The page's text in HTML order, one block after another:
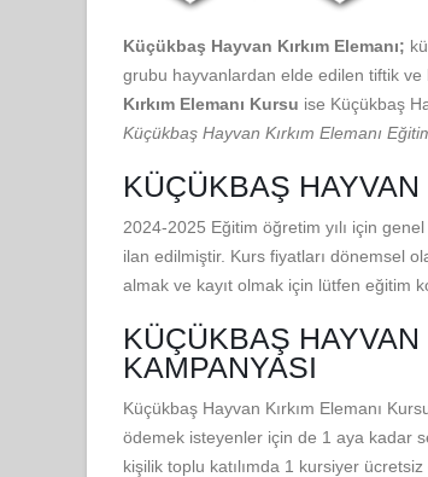
Küçükbaş Hayvan Kırkım Elemanı;
grubu hayvanlardan elde edilen tiftik ve
Kırkım Elemanı Kursu ise Küçükbaş
Küçükbaş Hayvan Kırkım Elemanı
KÜÇÜKBAŞ
2024-2025 Eğitim öğretim yılı için
ilan edilmiştir. Kurs fiyatları dönemsel
almak ve kayıt olmak için lütfen eğitim
KÜÇÜKBAŞ
KAMPANYASI
Küçükbaş Hayvan Kırkım Elemanı
ödemek isteyenler için de 1 aya kadar
kişilik toplu katılımda 1 kursiyer